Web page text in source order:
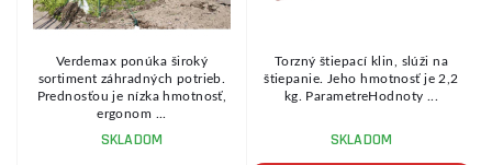
Verdemax ponúka široký
sortiment záhradných potrieb.
Prednosťou je nízka hmotnosť,
ergonom ...
SKLADOM
Torzný štiepací klin, slúži na
štiepanie. Jeho hmotnosť je 2,2
kg. ParametreHodnoty ...
SKLADOM